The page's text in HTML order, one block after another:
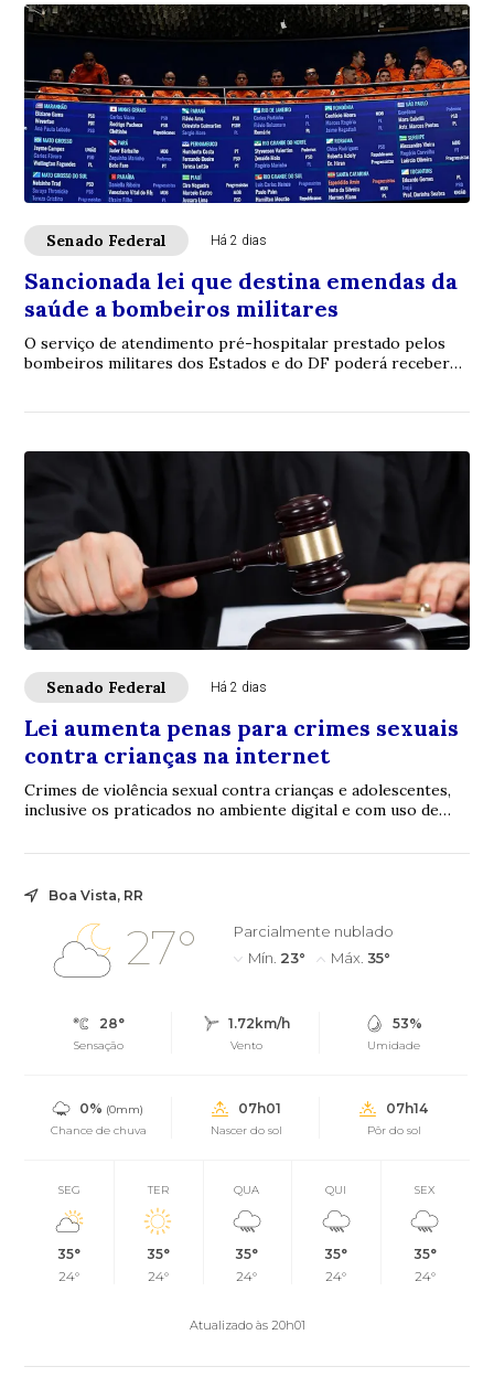
Senado Federal Há 2 dias
Sancionada lei que destina emendas da
saúde a bombeiros militares
O serviço de atendimento pré-hospitalar prestado pelos
bombeiros militares dos Estados e do DF poderá receber
Senado Federal Há 2 dias
Lei aumenta penas para crimes sexuais
contra crianças na internet
Crimes de violência sexual contra crianças e adolescentes,
inclusive os praticados no ambiente digital e com uso de
Boa Vista, RR
27°
Parcialmente nublado
Mín. 23° Máx. 35°
28°
Sensação
1.72km/h
Vento
53%
Umidade
0% (0mm)
Chance de chuva
07h01
Nascer do sol
07h14
Pôr do sol
SEG
35°
24°
TER
35°
24°
QUA
35°
24°
QUI
35°
24°
SEX
35°
24°
Atualizado às 20h01